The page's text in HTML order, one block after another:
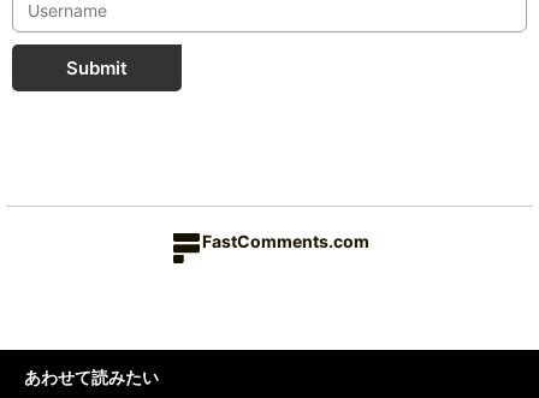
Submit
FastComments.com
あわせて読みたい